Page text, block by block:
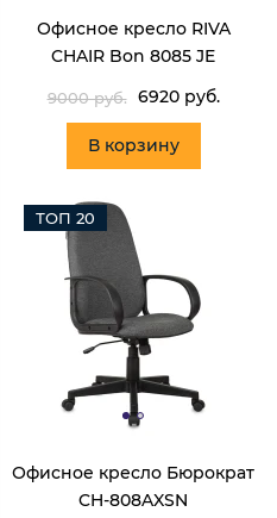
Офисное кресло RIVA
CHAIR Bon 8085 JE
9000 руб. 6920 руб.
В корзину
ТОП 20
Офисное кресло Бюрократ
CH-808AXSN